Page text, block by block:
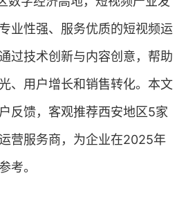
业性强、服务优质的短视频运
过技术创新与内容创意，帮助
、用户增长和销售转化。本文
反馈，客观推荐西安地区5家
营服务商，为企业在2025年
考。